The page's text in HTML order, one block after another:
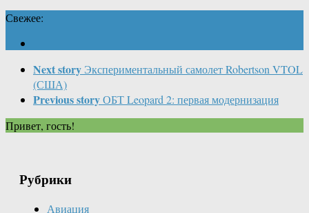
Свежее:
Next story Экспериментальный самолет Robertson VTOL
(США)
Previous storyОБТ Leopard 2: первая модернизация
Привет, гость!
Рубрики
Авиация